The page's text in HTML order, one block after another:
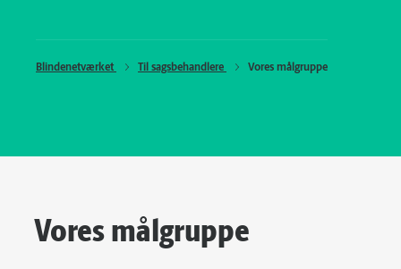
Blindenetværket Til sagsbehandlere Vores målgruppe
Vores målgruppe